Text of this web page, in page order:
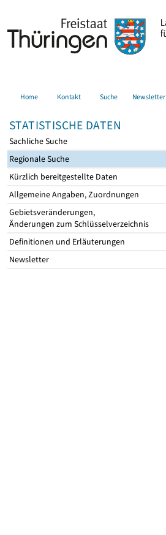
Home Kontakt Suche Newsletter
STATISTISCHE DATEN
Sachliche Suche
Regionale Suche
Kürzlich bereitgestellte Daten
Allgemeine Angaben, Zuordnungen
Gebietsveränderungen,
Änderungen zum Schlüsselverzeichnis
Definitionen und Erläuterungen
Newsletter